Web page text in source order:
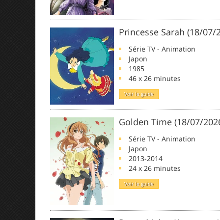
Princesse Sarah (18/07/
Série TV - Animation
Japon
1985
46 x 26 minutes
Voir le guide
Golden Time (18/07/
Série TV - Animation
Japon
2013-2014
24 x 26 minutes
Voir le guide